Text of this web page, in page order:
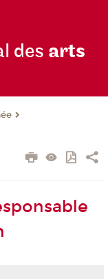
des arts